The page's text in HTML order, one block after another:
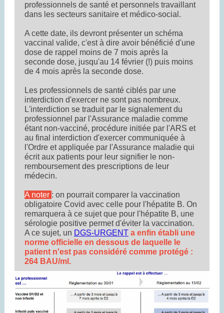
professionnels de santé et personnels travaillant
dans les secteurs sanitaire et médico-social.
A cette date, ils devront présenter un schéma
vaccinal valide, c'est à dire avoir bénéficié d'une
dose de rappel moins de 7 mois après la
seconde dose, jusqu'au 14 février (!) puis moins
de 4 mois après la seconde dose.
Les professionnels de santé ciblés par une
interdiction d'exercer ne sont pas nombreux.
L'interdiction se traduit par le signalement du
professionnel par l'Assurance maladie comme
étant non-vacciné, procédure initiée par l'ARS et
au final interdiction d'exercer communiquée à
l'Ordre et appliquée par l'Assurance maladie qui
écrit aux patients pour leur signifier le non-
remboursement des prescriptions de leur
médecin.
A noter : on pourrait comparer la vaccination
obligatoire Covid avec celle pour l'hépatite B. On
remarquera à ce sujet que pour l'hépatite B, une
sérologie positive permet d'éviter la vaccination.
A ce sujet, un DGS-URGENT a enfin établi une
norme officielle en dessous de laquelle le
patient n'est pas considéré comme protégé :
264 BAU/ml.